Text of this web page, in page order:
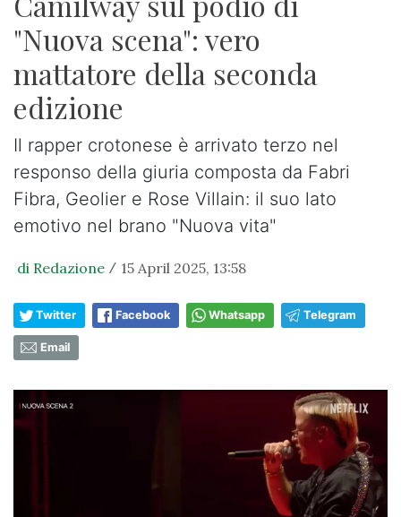
"Nuova scena": vero
mattatore della seconda
edizione
Il rapper crotonese è arrivato terzo nel
responso della giuria composta da Fabri
Fibra, Geolier e Rose Villain: il suo lato
emotivo nel brano "Nuova vita"
di Redazione / 15 April 2025, 13:58
Twitter Facebook Whatsapp Telegram
Email